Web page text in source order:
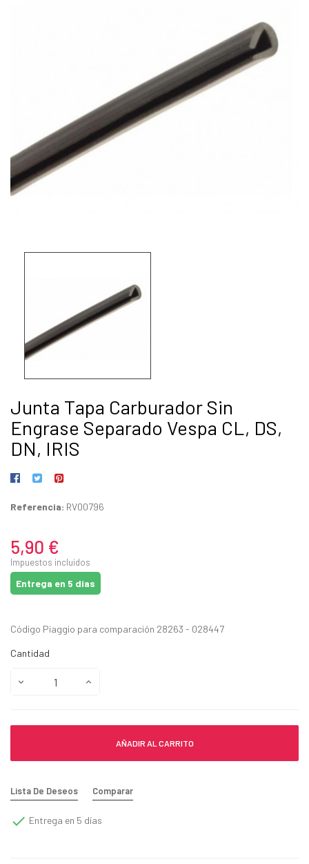
Junta Tapa Carburador Sin
Engrase Separado Vespa CL, DS,
DN, IRIS
Referencia: RV00796
5,90 €
Impuestos incluidos
Entrega en 5 días
Código Piaggio para comparación 28263 - 028447
Cantidad
AÑADIR AL CARRITO
Lista De Deseos Comparar
 Entrega en 5 días